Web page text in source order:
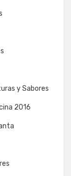
y Sabores
2016